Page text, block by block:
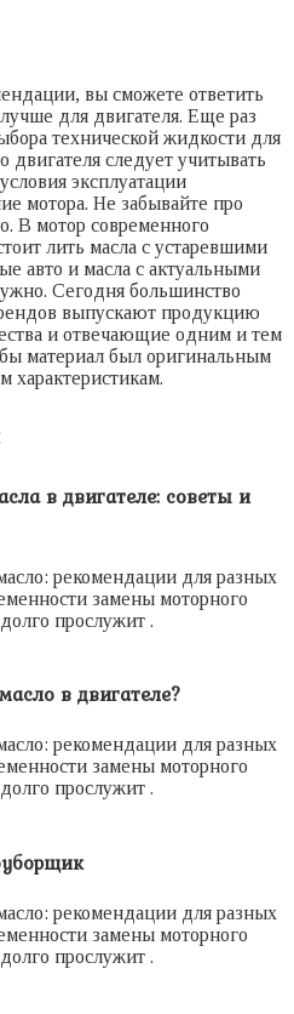
вы сможете ответить
для двигателя. Еще раз
технической жидкости для
двигателя следует учитывать
эксплуатации
мотора. Не забывайте про
В мотор современного
лить масла с устаревшими
авто и масла с актуальными
Сегодня большинство
выпускают продукцию
и отвечающие одним и тем
материал был оригинальным
характеристикам.
в двигателе: советы и
рекомендации для разных
замены моторного
прослужит .
в двигателе?
рекомендации для разных
замены моторного
прослужит .
рекомендации для разных
замены моторного
прослужит .